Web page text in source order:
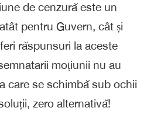
de cenzură este un
pentru Guvern, cât și
răspunsuri la aceste
moțiunii nu au
care se schimbă sub ochii
zero alternativă!